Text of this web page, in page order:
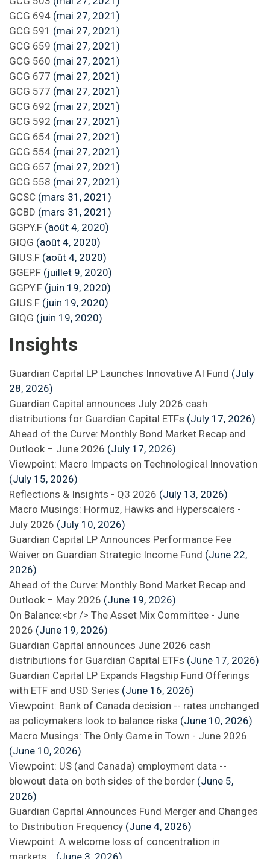
GCG 694 (mai 27, 2021)
GCG 591 (mai 27, 2021)
GCG 659 (mai 27, 2021)
GCG 560 (mai 27, 2021)
GCG 677 (mai 27, 2021)
GCG 577 (mai 27, 2021)
GCG 692 (mai 27, 2021)
GCG 592 (mai 27, 2021)
GCG 654 (mai 27, 2021)
GCG 554 (mai 27, 2021)
GCG 657 (mai 27, 2021)
GCG 558 (mai 27, 2021)
GCSC (mars 31, 2021)
GCBD (mars 31, 2021)
GGPY.F (août 4, 2020)
GIQG (août 4, 2020)
GIUS.F (août 4, 2020)
GGEP.F (juillet 9, 2020)
GGPY.F (juin 19, 2020)
GIUS.F (juin 19, 2020)
GIQG (juin 19, 2020)
Insights
Guardian Capital LP Launches Innovative AI Fund (July
28, 2026)
Guardian Capital announces July 2026 cash
distributions for Guardian Capital ETFs (July 17, 2026)
Ahead of the Curve: Monthly Bond Market Recap and
Outlook – June 2026 (July 17, 2026)
Viewpoint: Macro Impacts on Technological Innovation
(July 15, 2026)
Reflections & Insights - Q3 2026 (July 13, 2026)
Macro Musings: Hormuz, Hawks and Hyperscalers -
July 2026 (July 10, 2026)
Guardian Capital LP Announces Performance Fee
Waiver on Guardian Strategic Income Fund (June 22,
2026)
Ahead of the Curve: Monthly Bond Market Recap and
Outlook – May 2026 (June 19, 2026)
On Balance:<br /> The Asset Mix Committee - June
2026 (June 19, 2026)
Guardian Capital announces June 2026 cash
distributions for Guardian Capital ETFs (June 17, 2026)
Guardian Capital LP Expands Flagship Fund Offerings
with ETF and USD Series (June 16, 2026)
Viewpoint: Bank of Canada decision -- rates unchanged
as policymakers look to balance risks (June 10, 2026)
Macro Musings: The Only Game in Town - June 2026
(June 10, 2026)
Viewpoint: US (and Canada) employment data --
blowout data on both sides of the border (June 5,
2026)
Guardian Capital Announces Fund Merger and Changes
to Distribution Frequency (June 4, 2026)
Viewpoint: A welcome loss of concentration in
markets... (June 3, 2026)